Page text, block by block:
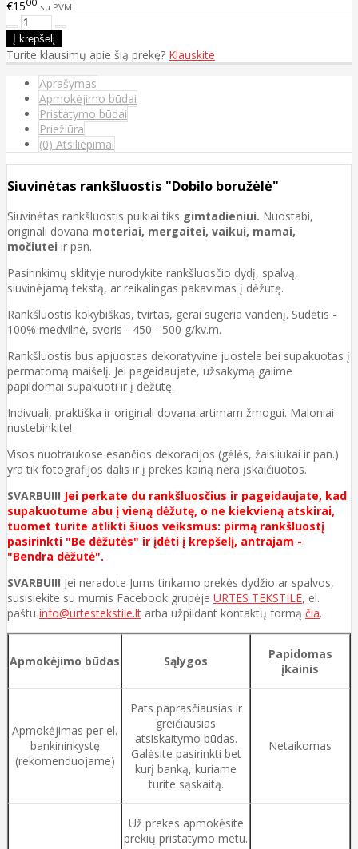
€15
su PVM
Turite klausimų apie šią prekę? Klauskite
Aprašymas
Apmokėjimo būdai
Pristatymo būdai
Priežiūra
(0) Atsiliepimai
Siuvinėtas rankšluostis "Dobilo boružėlė"
Siuvinėtas rankšluostis puikiai tiks gimtadieniui. Nuostabi,
originali dovana moteriai, mergaitei, vaikui, mamai,
močiutei ir pan.
Pasirinkimų sklityje nurodykite rankšluosčio dydį, spalvą,
siuvinėjamą tekstą, ar reikalingas pakavimas į dėžutę.
Rankšluostis kokybiškas, tvirtas, gerai sugeria vandenį. Sudėtis -
100% medvilnė, svoris - 450 - 500 g/kv.m.
Rankšluostis bus apjuostas dekoratyvine juostele bei supakuotas į
permatomą maišelį. Jei pageidaujate, užsakymą galime
papildomai supakuoti ir į dėžutę.
Indivuali, praktiška ir originali dovana artimam žmogui. Maloniai
nustebinkite!
Visos nuotraukose esančios dekoracijos (gėlės, žaisliukai ir pan.)
yra tik fotografijos dalis ir į prekės kainą nėra įskaičiuotos.
SVARBU!!! Jei perkate du rankšluosčius ir pageidaujate, kad
supakuotume abu į vieną dėžutę, o ne kiekvieną atskirai,
tuomet turite atlikti šiuos veiksmus: pirmą rankšluostį
pasirinkti "Be dėžutės" ir įdėti į krepšelį, antrajam -
"Bendra dėžutė".
SVARBU!!! Jei neradote Jums tinkamo prekės dydžio ar spalvos,
susisiekite su mumis Facebook grupėje URTES TEKSTILE, el.
paštu info@urtestekstile.lt arba užpildant kontaktų formą čia.
Apmokėjimo būdas Sąlygos
Papidomas
įkainis
Apmokėjimas per el.
bankininkystę
(rekomenduojame)
Pats paprasčiausias ir
greičiausias
atsiskaitymo būdas.
Galėsite pasirinkti bet
kurį banką, kuriame
turite sąskaitą.
Netaikomas
Už prekes apmokėsite
prekių pristatymo metu.